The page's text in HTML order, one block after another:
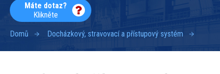
Máte dotaz?
Klikněte
Domů Docházkový, stravovací a přístupový systém